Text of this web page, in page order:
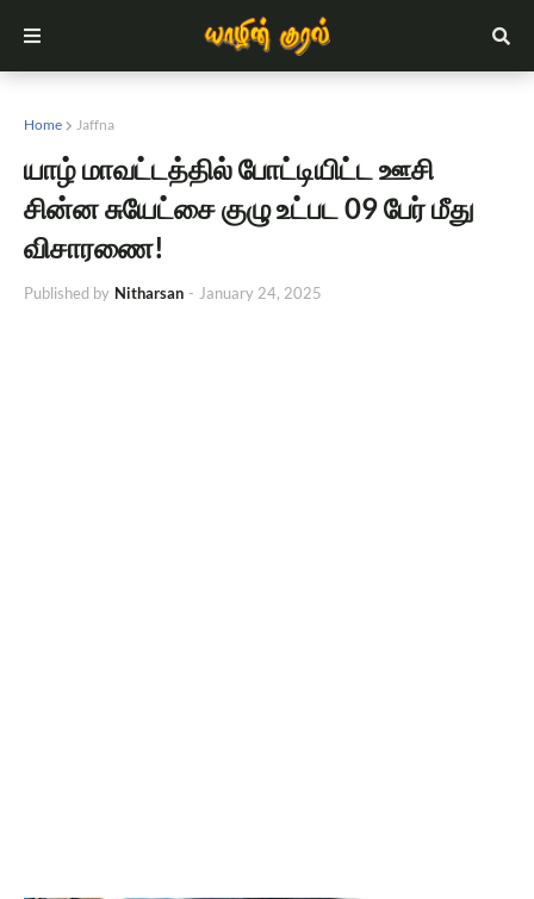
Home Jaffna
யாழ் மாவட்டத்தில் போட்டியிட்ட ஊசி
சின்ன சுயேட்சை குழு உட்பட 09 பேர் மீது
விசாரணை!
Published by Nitharsan - January 24, 2025